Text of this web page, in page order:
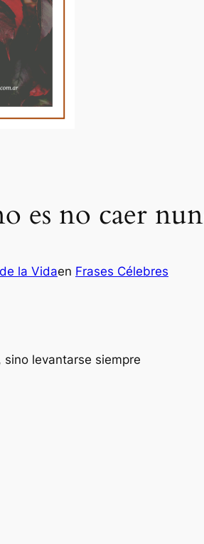
es no caer
la Vidaen Frases Célebres
levantarse siempre